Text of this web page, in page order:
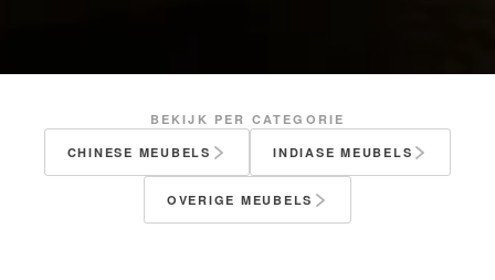
BEKIJK PER CATEGORIE
CHINESE MEUBELS
INDIASE MEUBELS
OVERIGE MEUBELS